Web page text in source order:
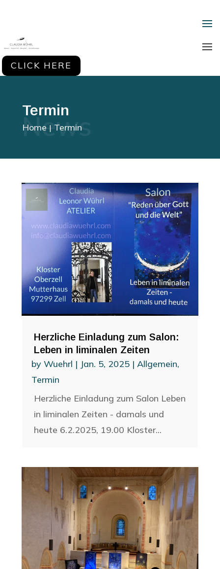
CLICK HERE
News
Termin
Home Termin
Herzliche Einladung zum Salon:
Leben in liminalen Zeiten
by Wuehrl | Jan. 5, 2025| Allgemein,
Termin
Herzliche Einladung zum Salon Leben
in liminalen Zeiten - damals und
heute 6.2.2025, 19.00 Kloster...